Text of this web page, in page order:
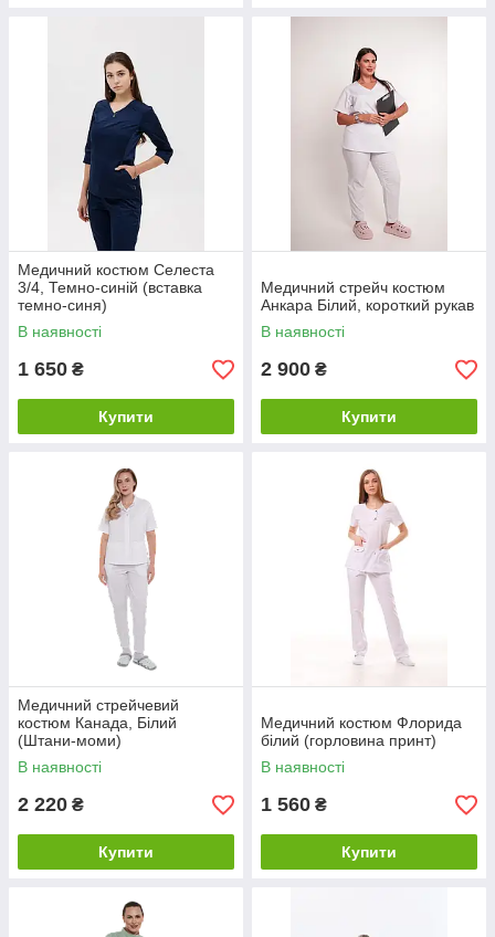
Медичний костюм Селеста
3/4, Темно-синій (вставка
темно-синя)
В наявності
1 650 ₴
Купити
Медичний стрейч костюм
Анкара Білий, короткий рукав
В наявності
2 900 ₴
Купити
Медичний стрейчевий
костюм Канада, Білий
(Штани-моми)
В наявності
2 220 ₴
Купити
Медичний костюм Флорида
білий (горловина принт)
В наявності
1 560 ₴
Купити